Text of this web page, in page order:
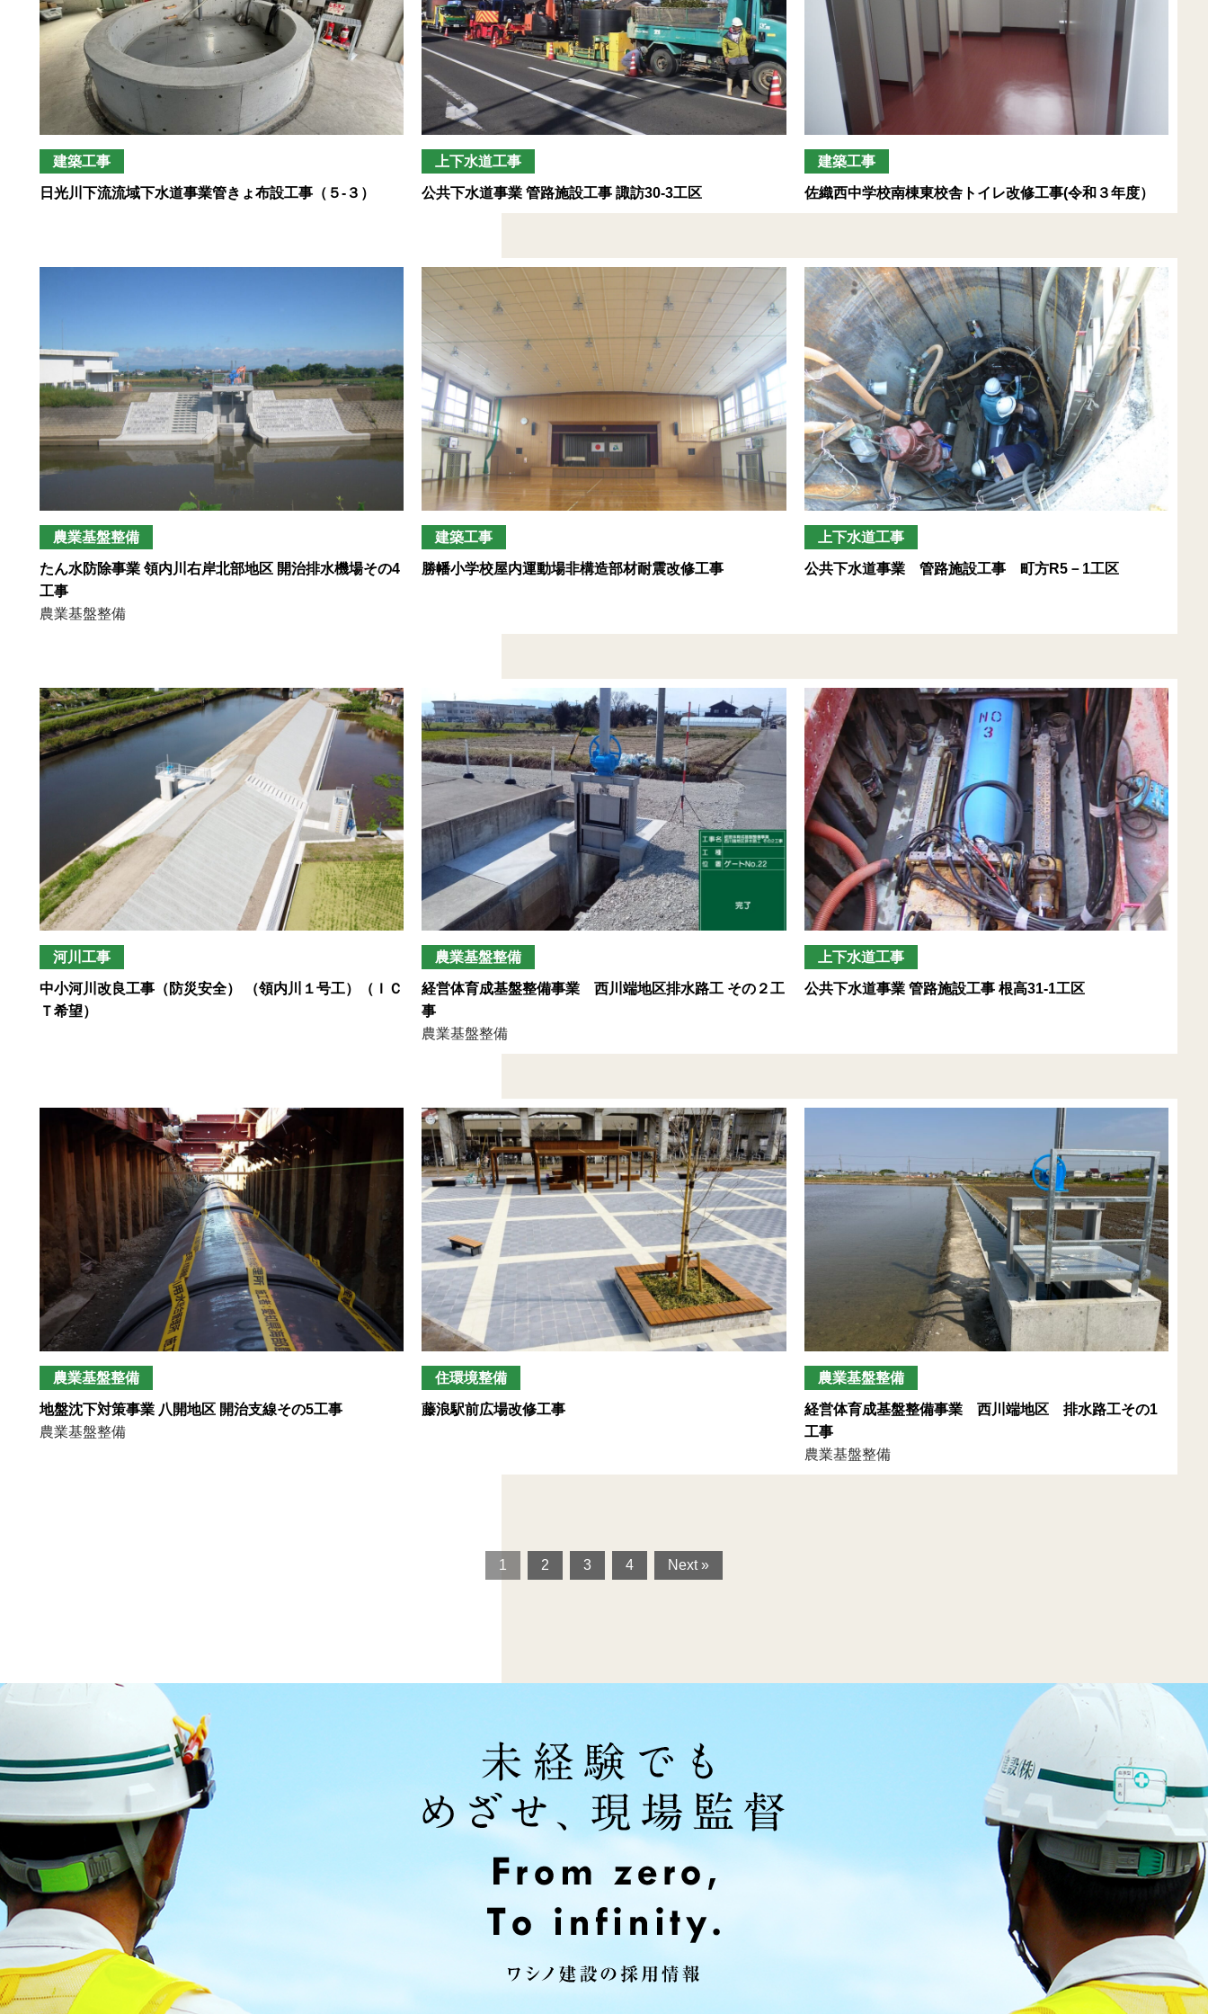
建築工事
日光川下流流域下水道事業管きょ布設工事（５-３）
上下水道工事
公共下水道事業 管路施設工事 諏訪30-3工区
建築工事
佐織西中学校南棟東校舎トイレ改修工事(令和３年度）
農業基盤整備
たん水防除事業 領内川右岸北部地区 開治排水機場その4
工事
農業基盤整備
建築工事
勝幡小学校屋内運動場非構造部材耐震改修工事
上下水道工事
公共下水道事業 管路施設工事 町方R5－1工区
河川工事
中小河川改良工事（防災安全） （領内川１号工）（ＩＣ
Ｔ希望）
農業基盤整備
経営体育成基盤整備事業 西川端地区排水路工 その２工
事
農業基盤整備
上下水道工事
公共下水道事業 管路施設工事 根高31-1工区
農業基盤整備
地盤沈下対策事業 八開地区 開治支線その5工事
農業基盤整備
住環境整備
藤浪駅前広場改修工事
農業基盤整備
経営体育成基盤整備事業 西川端地区 排水路工その1
工事
農業基盤整備
1 2 3 4 Next »